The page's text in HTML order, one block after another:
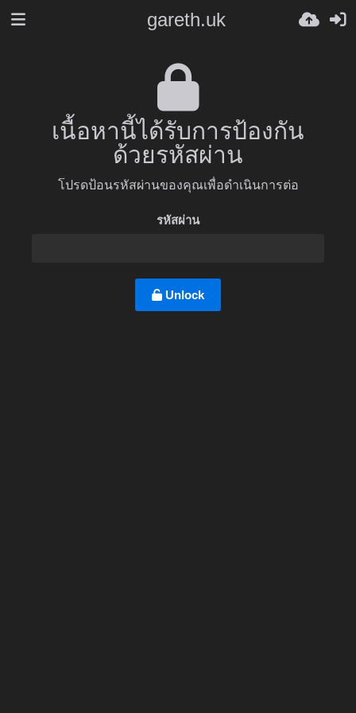
gareth.uk
เนื้อหานี้ได้รับการป้องกัน
ด้วยรหัสผ่าน
โปรดป้อนรหัสผ่านของคุณเพื่อดำเนินการต่อ
รหัสผ่าน
Unlock